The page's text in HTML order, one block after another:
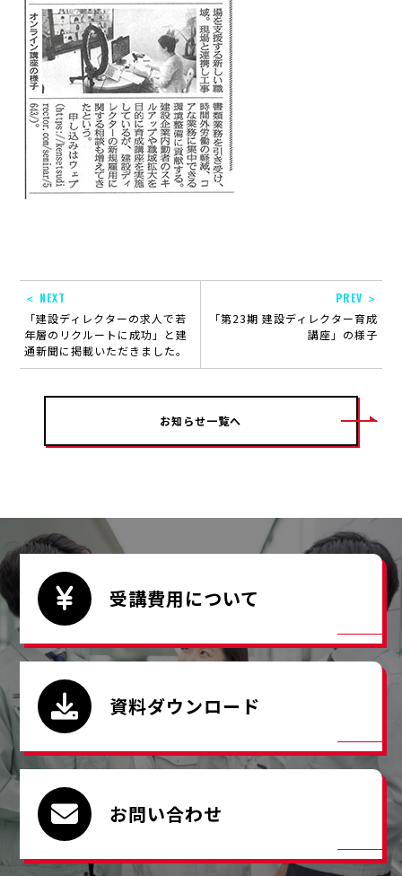
＜ NEXT
「建設ディレクターの求人で若
年層のリクルートに成功」と建
通新聞に掲載いただきました。
PREV ＞
「第23期 建設ディレクター育成
講座」の様子
お知らせ一覧へ
受講費用について
資料ダウンロード
お問い合わせ